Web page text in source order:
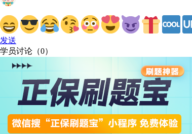
发送
学员讨论（0）